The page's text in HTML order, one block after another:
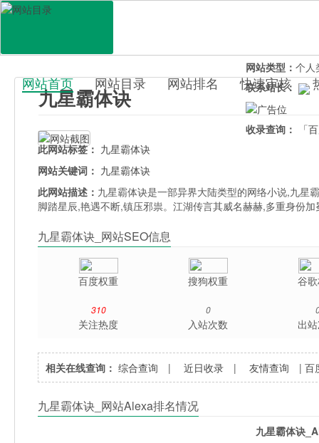
百科目录
网站首页 网站目录 网站排名 快速审核
九星霸体诀
网站类型： 个人
联系站长：
收录查询：
「
此网站标签： 九星霸体诀
网站关键词： 九星霸体诀
此网站描述： 九星霸体诀是一部异界大陆类型的网络小说,九星
脚踏星辰,艳遇不断,镇压邪祟。江湖传言其威名赫赫,多重身份
九星霸体诀_网站SEO信息
百度权重 搜狗权重 谷
310
关注热度
0
入站次数 出
相关在线查询： 综合查询 |近日收录 |友情查询 |百
九星霸体诀_网站Alexa排名情况
九星霸体诀